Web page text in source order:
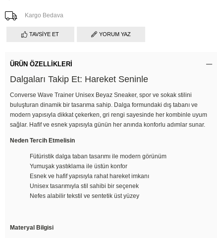
Kargo Bedava
TAVSIYE ET YORUM YAZ
ÜRÜN ÖZELLIKLERI
Dalgaları Takip Et: Hareket Seninle
Converse Wave Trainer Unisex Beyaz Sneaker, spor ve sokak stilini
buluşturan dinamik bir tasarıma sahip. Dalga formundaki dış tabanı ve
modern yapısıyla dikkat çekerken, gri rengi sayesinde her kombinle uyum
sağlar. Hafif ve esnek yapısıyla günün her anında konforlu adımlar sunar.
Neden Tercih Etmelisin
Fütüristik dalga taban tasarımı ile modern görünüm
Yumuşak yastıklama ile üstün konfor
Esnek ve hafif yapısıyla rahat hareket imkanı
Unisex tasarımıyla stil sahibi bir seçenek
Nefes alabilir tekstil ve sentetik üst yüzey
Materyal Bilgisi